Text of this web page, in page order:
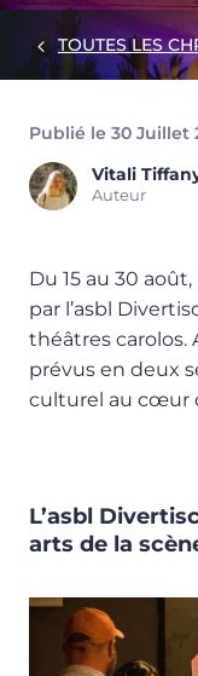
TOUTES LES
Du 15 au 30
par l’asbl
théâtres carolos.
prévus en deux
culturel au cœur
L’asbl
arts de la
Publié le 30 Juillet
Vitali
Auteur